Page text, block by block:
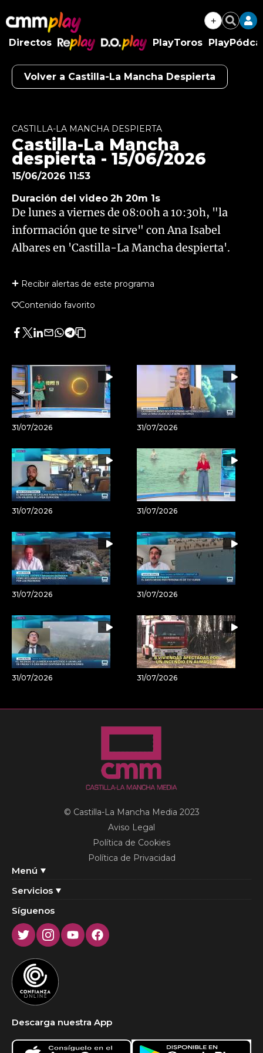
+ Buscar
Directos
RePlay
D.O.Play
PlayToros
Volver a Castilla-La Mancha Despierta
Algo salió mal.
Try again
CASTILLA-LA MANCHA DESPIERTA
Castilla-La Mancha
despierta - 15/06/2026
15/06/2026 11:53
Duración del video 2h 20m 1s
De lunes a viernes de 08:00h a 10:30h, "la
información que te sirve" con Ana Isabel
Albares en 'Castilla-La Mancha despierta'.
Recibir alertas de este programa
Contenido favorito
Facebook
Twitter
LinkedIn
Enviar
Whatsapp
Telegram
Copiar
artículo
31/07/2026 31/07/2026
31/07/2026 31/07/2026
31/07/2026 31/07/2026
31/07/2026 31/07/2026
Menú
Servicios
© Castilla-La Mancha Media 2023
Aviso Legal
Política de Cookies
Política de Privacidad
Síguenos
TwitterInstagram
YoutubeFacebook
Descarga nuestra App